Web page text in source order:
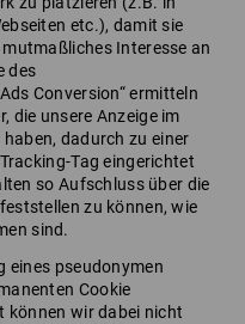
etc.), damit sie
Interesse an
des
Conversion“ ermitteln
die unsere Anzeige im
dadurch zu einer
Tag eingerichtet
so Aufschluss über die
zu können, wie
sind.
eines pseudonymen
Cookie
können wir dabei nicht